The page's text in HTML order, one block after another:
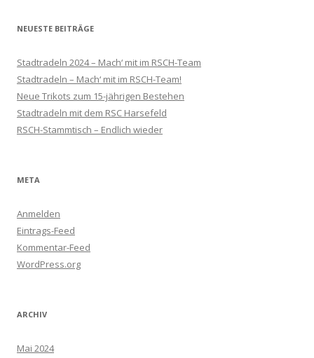
NEUESTE BEITRÄGE
Stadtradeln 2024 – Mach‘ mit im RSCH-Team
Stadtradeln – Mach‘ mit im RSCH-Team!
Neue Trikots zum 15-jährigen Bestehen
Stadtradeln mit dem RSC Harsefeld
RSCH-Stammtisch – Endlich wieder
META
Anmelden
Eintrags-Feed
Kommentar-Feed
WordPress.org
ARCHIV
Mai 2024